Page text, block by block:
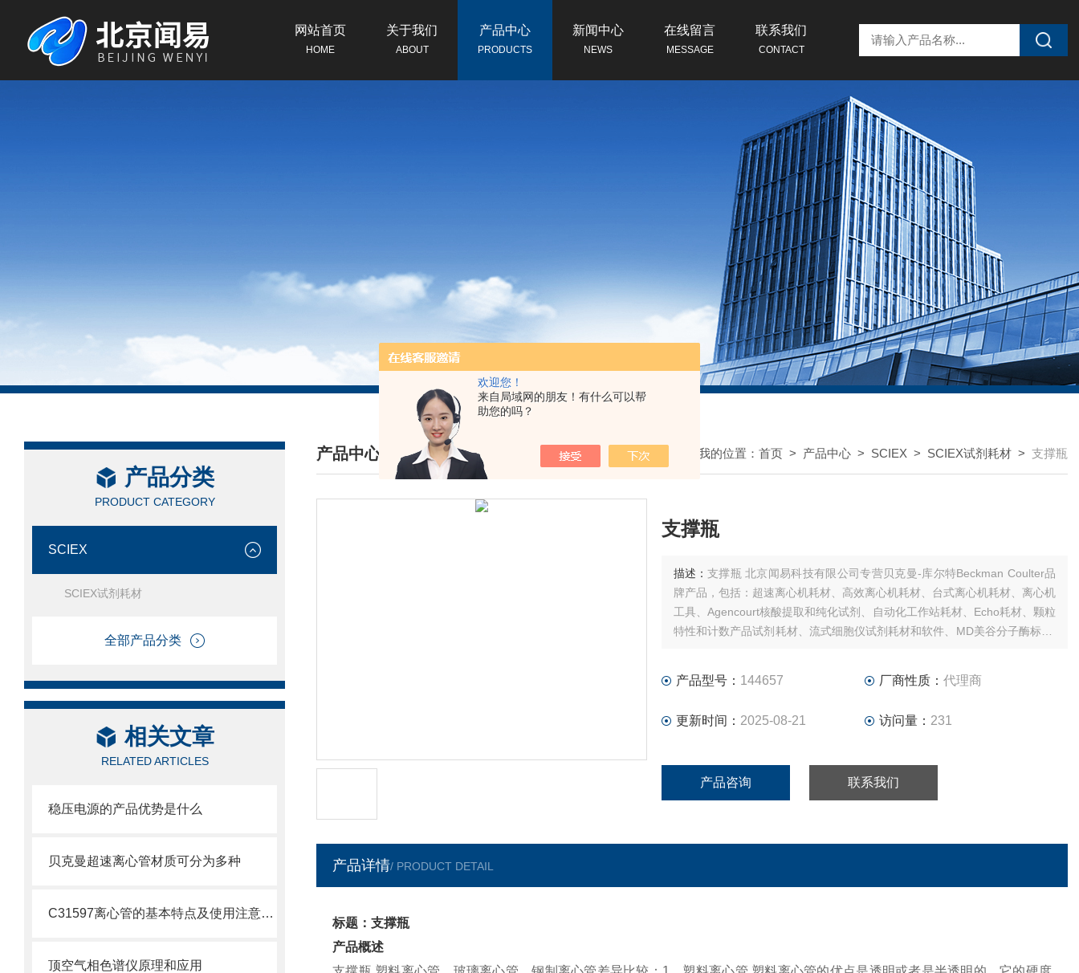
欢迎您！
来自局域网的朋友！有什么可以帮
助您的吗？
网站首页
HOME
关于我们
ABOUT
产品中心
PRODUCTS
新闻中心
NEWS
在线留言
MESSAGE
联系我们
CONTACT
产品分类
PRODUCT CATEGORY
SCIEX
SCIEX试剂耗材
全部产品分类
相关文章
RELATED ARTICLES
稳压电源的产品优势是什么
贝克曼超速离心管材质可分为多种
C31597离心管的基本特点及使用注意事项
顶空气相色谱仪原理和应用
产品中心
/ PRODUCTS CENTER
我的位置： 首页 > 产品中心 > SCIEX > SCIEX试剂耗材 > 支撑瓶
支撑瓶
描述： 支撑瓶 北京闻易科技有限公司专营贝克曼-库尔特Beckman Coulter品
牌产品，包括：超速离心机耗材、高效离心机耗材、台式离心机耗材、离心机
工具、Agencourt核酸提取和纯化试剂、自动化工作站耗材、Echo耗材、颗粒
特性和计数产品试剂耗材、流式细胞仪试剂耗材和软件、MD美谷分子酶标板/
产品型号： 144657 厂商性质： 代理商
更新时间： 2025-08-21 访问量： 231
产品咨询 联系我们
产品详情/ PRODUCT DETAIL
标题：支撑瓶
产品概述